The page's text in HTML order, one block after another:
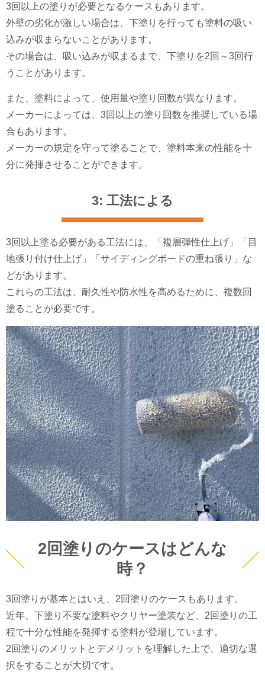
3回以上の塗りが必要となるケースもあります。
外壁の劣化が激しい場合は、下塗りを行っても塗料の吸い
込みが収まらないことがあります。
その場合は、吸い込みが収まるまで、下塗りを2回～3回行
うことがあります。
また、塗料によって、使用量や塗り回数が異なります。
メーカーによっては、3回以上の塗り回数を推奨している場
合もあります。
メーカーの規定を守って塗ることで、塗料本来の性能を十
分に発揮させることができます。
3: 工法による
3回以上塗る必要がある工法には、「複層弾性仕上げ」「目
地張り付け仕上げ」「サイディングボードの重ね張り」な
どがあります。
これらの工法は、耐久性や防水性を高めるために、複数回
塗ることが必要です。
2回塗りのケースはどんな
時？
3回塗りが基本とはいえ、2回塗りのケースもあります。
近年、下塗り不要な塗料やクリヤー塗装など、2回塗りの工
程で十分な性能を発揮する塗料が登場しています。
2回塗りのメリットとデメリットを理解した上で、適切な選
択をすることが大切です。